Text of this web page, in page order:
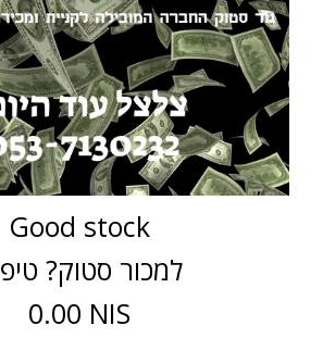
Good stock
למכור סטוק?
0.00 NIS